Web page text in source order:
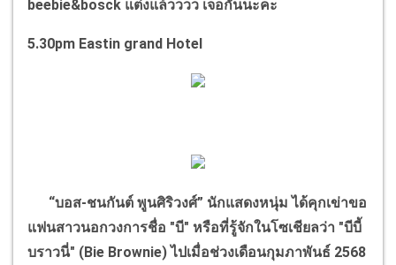
beebie&bosck แต่งแล้วววว เจอกันนะคะ
5.30pm Eastin grand Hotel
“บอส-ชนกันต์ พูนศิริวงศ์” นักแสดงหนุ่ม ได้คุกเข่าขอ
แฟนสาวนอกวงการชื่อ "บี" หรือที่รู้จักในโซเชียลว่า "บีบี้
บราวนี่" (Bie Brownie)ไปเมื่อช่วงเดือนกุมภาพันธ์ 2568